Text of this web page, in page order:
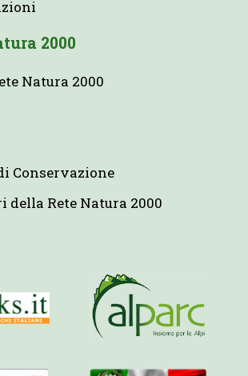
2000
Natura 2000
Conservazione
della Rete Natura 2000